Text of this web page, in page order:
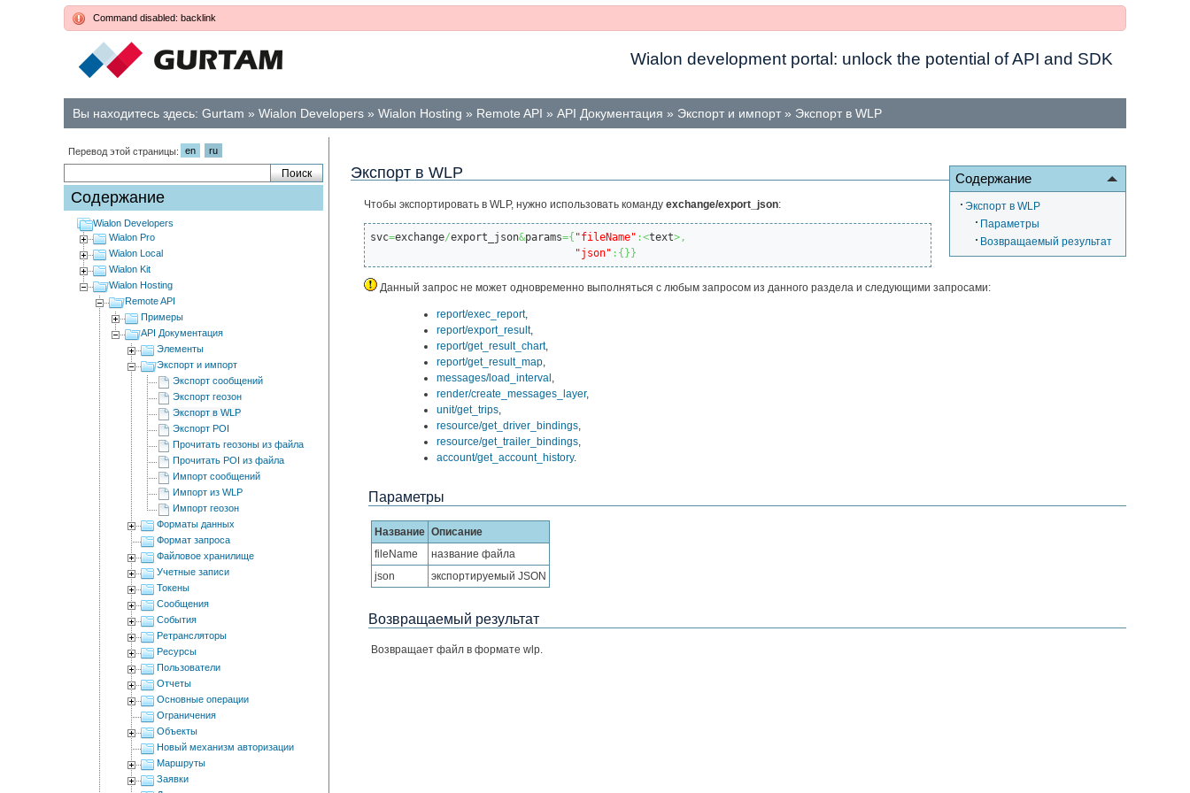
Command disabled: backlink
Wialon development portal: unlock the potential of API and SDK
Вы находитесь здесь: Gurtam » Wialon Developers » Wialon Hosting » Remote API » API Документация » Экспорт и импорт » Экспорт в WLP
Перевод этой страницы: en ru
Содержание
Wialon Developers
Wialon Pro
Wialon Local
Wialon Kit
Wialon Hosting
Remote API
Примеры
API Документация
Элементы
Экспорт и импорт
Экспорт сообщений
Экспорт геозон
Экспорт в WLP
Экспорт POI
Прочитать геозоны из файла
Прочитать POI из файла
Импорт сообщений
Импорт из WLP
Импорт геозон
Форматы данных
Формат запроса
Файловое хранилище
Учетные записи
Токены
Сообщения
События
Ретрансляторы
Ресурсы
Пользователи
Отчеты
Основные операции
Ограничения
Объекты
Новый механизм авторизации
Маршруты
Заявки
Содержание
Экспорт в WLP
Параметры
Возвращаемый результат
Экспорт в WLP
Чтобы экспортировать в WLP, нужно использовать команду exchange/export_json:
svc=exchange/export_json&params={ "fileName" :<text>,
"json" : { } }
Данный запрос не может одновременно выполняться с любым запросом из данного раздела и следующими запросами:
report/exec_report,
report/export_result,
report/get_result_chart,
report/get_result_map,
messages/load_interval ,
render/create_messages_layer,
unit/get_trips,
resource/get_driver_bindings,
resource/get_trailer_bindings,
account/get_account_history.
Параметры
Название Описание
fileName
название файла
json
экспортируемый JSON
Возвращаемый результат
Возвращает файл в формате wlp.